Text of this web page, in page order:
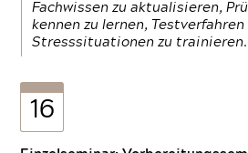
Fachwissen zu aktualisieren,
kennen zu lernen,
Stresssituationen zu trainieren.
16